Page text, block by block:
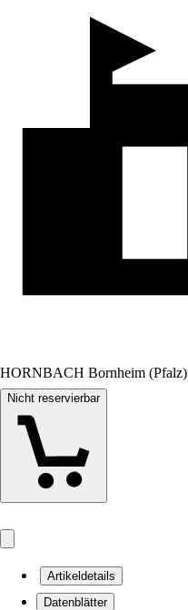
HORNBACH Bornheim (Pfalz)
Nicht reservierbar
Artikeldetails
Datenblätter